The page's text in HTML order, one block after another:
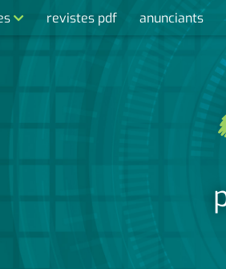
revistes pdf anunciants